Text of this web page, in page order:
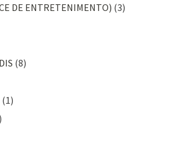
DE ENTRETENIMENTO) (3)
(8)
(1)